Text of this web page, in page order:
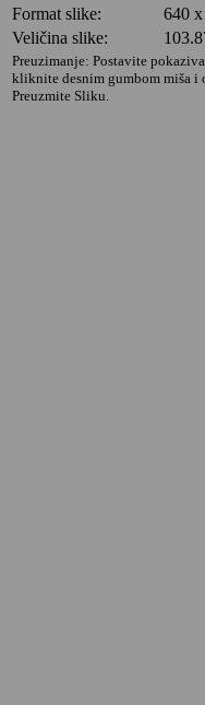
Format slike:
640
Veličina slike:
Preuzimanje: Postavite
kliknite desnim gumbom miša i
Preuzmite Sliku.